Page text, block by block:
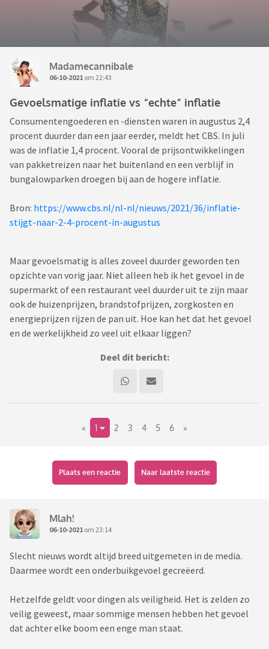
Madamecannibale
06-10-2021 om 22:43
Gevoelsmatige inflatie vs “echte” inflatie
Consumentengoederen en -diensten waren in augustus 2,4
procent duurder dan een jaar eerder, meldt het CBS. In juli
was de inflatie 1,4 procent. Vooral de prijsontwikkelingen
van pakketreizen naar het buitenland en een verblijf in
bungalowparken droegen bij aan de hogere inflatie.
Bron: https://www.cbs.nl/nl-nl/nieuws/2021/36/inflatie-
stijgt-naar-2-4-procent-in-augustus
Maar gevoelsmatig is alles zoveel duurder geworden ten
opzichte van vorig jaar. Niet alleen heb ik het gevoel in de
supermarkt of een restaurant veel duurder uit te zijn maar
ook de huizenprijzen, brandstofprijzen, zorgkosten en
energieprijzen rijzen de pan uit. Hoe kan het dat het gevoel
en de werkelijkheid zo veel uit elkaar liggen?
Deel dit bericht:
« 1 2 3 4 5 6 »
Plaats een reactie Naar laatste reactie
Mlah!
06-10-2021 om 23:14
Slecht nieuws wordt altijd breed uitgemeten in de media.
Daarmee wordt een onderbuikgevoel gecreëerd.
Hetzelfde geldt voor dingen als veiligheid. Het is zelden zo
veilig geweest, maar sommige mensen hebben het gevoel
dat achter elke boom een enge man staat.